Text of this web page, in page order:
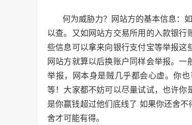
何为威胁力？网站方的基本信息：
以查。又如网站方交易所用的入款银
些信息可以拿来向银行支付宝等举报这
网站方就算以后换账户同样会举报。
举报，网本身是贼几乎都会心虚。你
等！大家都不妨可以尽量试试，也许你
是你赢钱超过他们底线了 如果你还舍
舍才可能有得。